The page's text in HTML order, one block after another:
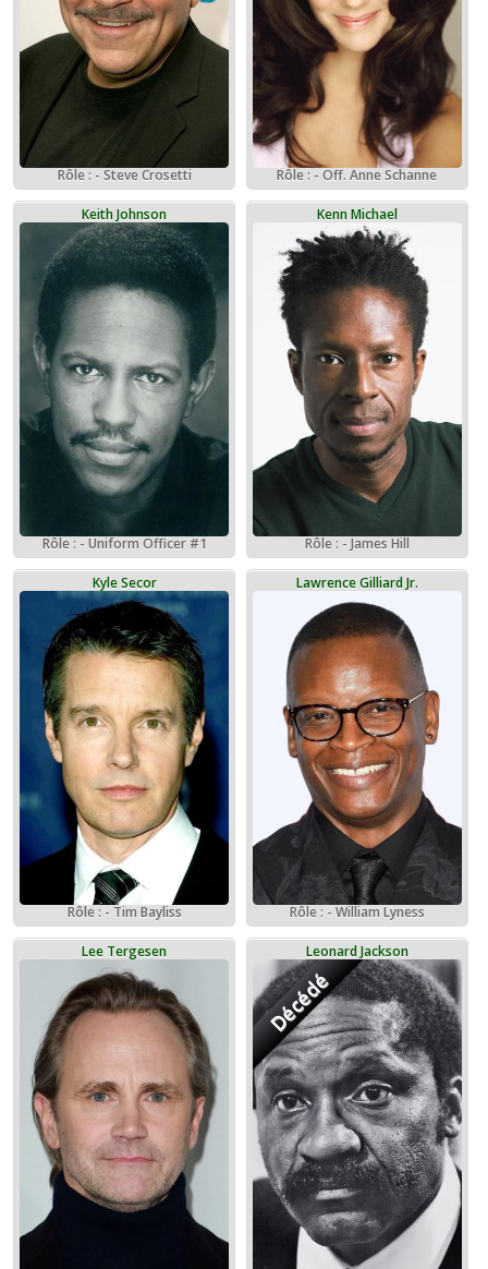
Rôle : - Steve Crosetti Rôle : - Off. Anne Schanne
Keith Johnson
Rôle : - Uniform Officer #1
Kenn Michael
Rôle : - James Hill
Kyle Secor
Rôle : - Tim Bayliss
Lawrence Gilliard Jr.
Rôle : - William Lyness
Lee Tergesen Leonard Jackson
Décédé